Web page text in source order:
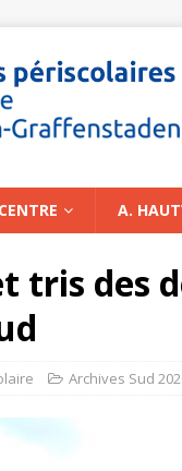
CENTRE A.
tris des
Archives Sud